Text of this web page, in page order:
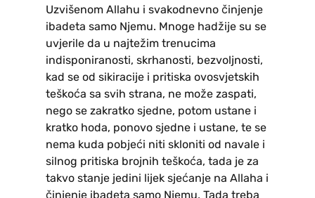
Uzvišenom Allahu i svakodnevno činjenje
ibadeta samo Njemu. Mnoge hadžije su se
uvjerile da u najtežim trenucima
indisponiranosti, skrhanosti, bezvoljnosti,
kad se od sikiracije i pritiska ovosvjetskih
teškoća sa svih strana, ne može zaspati,
nego se zakratko sjedne, potom ustane i
kratko hoda, ponovo sjedne i ustane, te se
nema kuda pobjeći niti skloniti od navale i
silnog pritiska brojnih teškoća, tada je za
takvo stanje jedini lijek sjećanje na Allaha i
činjenje ibadeta samo Njemu. Tada treba